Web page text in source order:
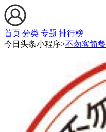
首页 分类 专题 排行榜
今日头条小程序>不勿客简餐